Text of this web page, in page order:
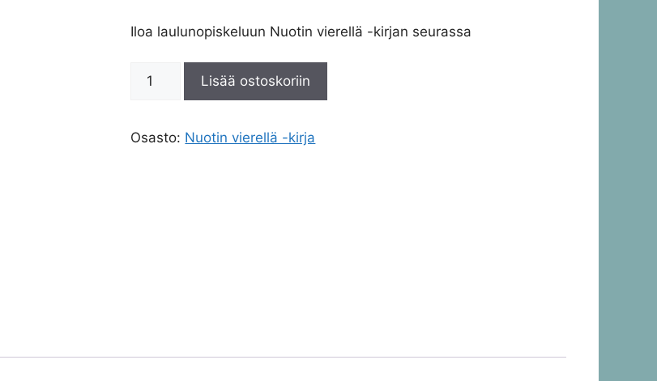
Iloa laulunopiskeluun Nuotin vierellä -kirjan seurassa
Lisää ostoskoriin
Osasto: Nuotin vierellä -kirja